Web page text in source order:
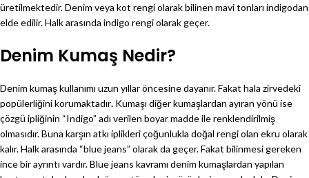
üretilmektedir. Denim veya kot rengi olarak bilinen mavi tonları indigodan
elde edilir. Halk arasında indigo rengi olarak geçer.
Denim Kumaş Nedir?
Denim kumaş kullanımı uzun yıllar öncesine dayanır. Fakat hala zirvedeki
popülerliğini korumaktadır. Kumaşı diğer kumaşlardan ayıran yönü ise
çözgü ipliğinin “Indigo” adı verilen boyar madde ile renklendirilmiş
olmasıdır. Buna karşın atkı iplikleri çoğunlukla doğal rengi olan ekru olarak
kalır. Halk arasında “blue jeans” olarak da geçer. Fakat bilinmesi gereken
ince bir ayrıntı vardır. Blue jeans kavramı denim kumaşlardan yapılan